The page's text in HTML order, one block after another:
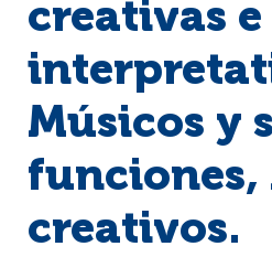
creativas e
Músicos y
funciones,
creativos.